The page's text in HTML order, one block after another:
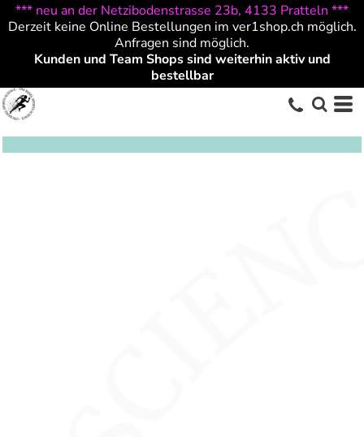
*** neu an der Netzibodenstrasse 23b, 4133 Pratteln ***
Derzeit keine Online Bestellungen im ver1shop.ch möglich.
Anfragen sind möglich.
Kunden und Team Shops sind weiterhin aktiv und
bestellbar